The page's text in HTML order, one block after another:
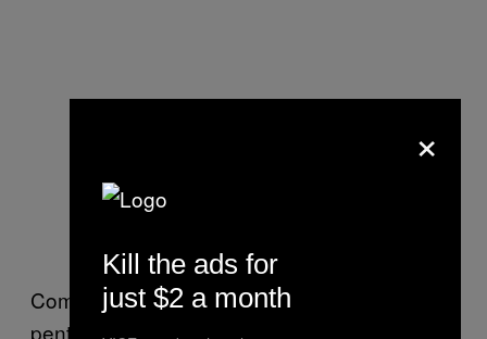
Comentariile lui Phil vin ca o completare
pentru un val de voluntari străini care se
×
Kill the ads for
just $2 a month